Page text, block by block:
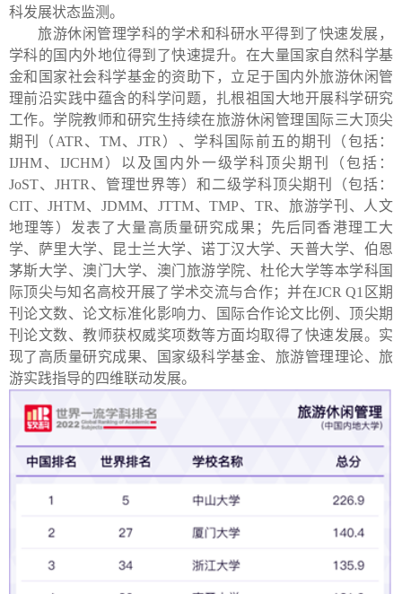
科发展状态监测。
旅游休闲管理学科的学术和科研水平得到了快速发展，
学科的国内外地位得到了快速提升。在大量国家自然科学基
金和国家社会科学基金的资助下，立足于国内外旅游休闲管
理前沿实践中蕴含的科学问题，扎根祖国大地开展科学研究
工作。学院教师和研究生持续在旅游休闲管理国际三大顶尖
期刊（ ATR 、 TM、JTR ）、学科国际前五的期刊（包括：
IJHM、 IJCHM）以及国内外一级学科顶尖期刊（包括：
JoST、 JHTR 、管理世界等）和二级学科顶尖期刊（包括：
CIT、JHTM、 JDMM、JTTM、TMP、 TR、旅游学刊、人文
地理等）发表了大量高质量研究成果；先后同香港理工大
学、萨里大学、昆士兰大学、诺丁汉大学、天普大学、伯恩
茅斯大学、澳门大学、澳门旅游学院、杜伦大学等本学科国
际顶尖与知名高校开展了学术交流与合作；并在JCR Q1 区期
刊论文数、论文标准化影响力、国际合作论文比例、顶尖期
刊论文数、教师获权威奖项数等方面均取得了快速发展。实
现了高质量研究成果、国家级科学基金、旅游管理理论、旅
游实践指导的四维联动发展。